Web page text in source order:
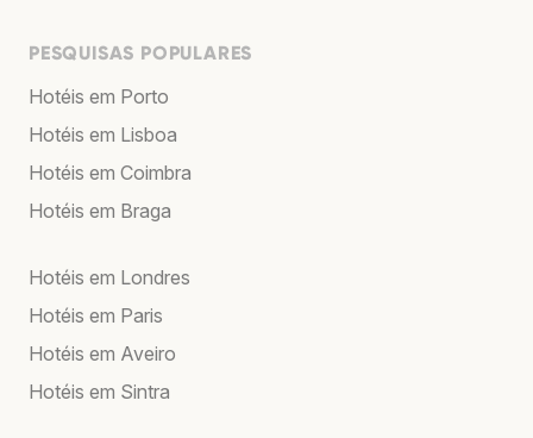
PESQUISAS POPULARES
Hotéis em Porto
Hotéis em Lisboa
Hotéis em Coimbra
Hotéis em Braga
Hotéis em Londres
Hotéis em Paris
Hotéis em Aveiro
Hotéis em Sintra